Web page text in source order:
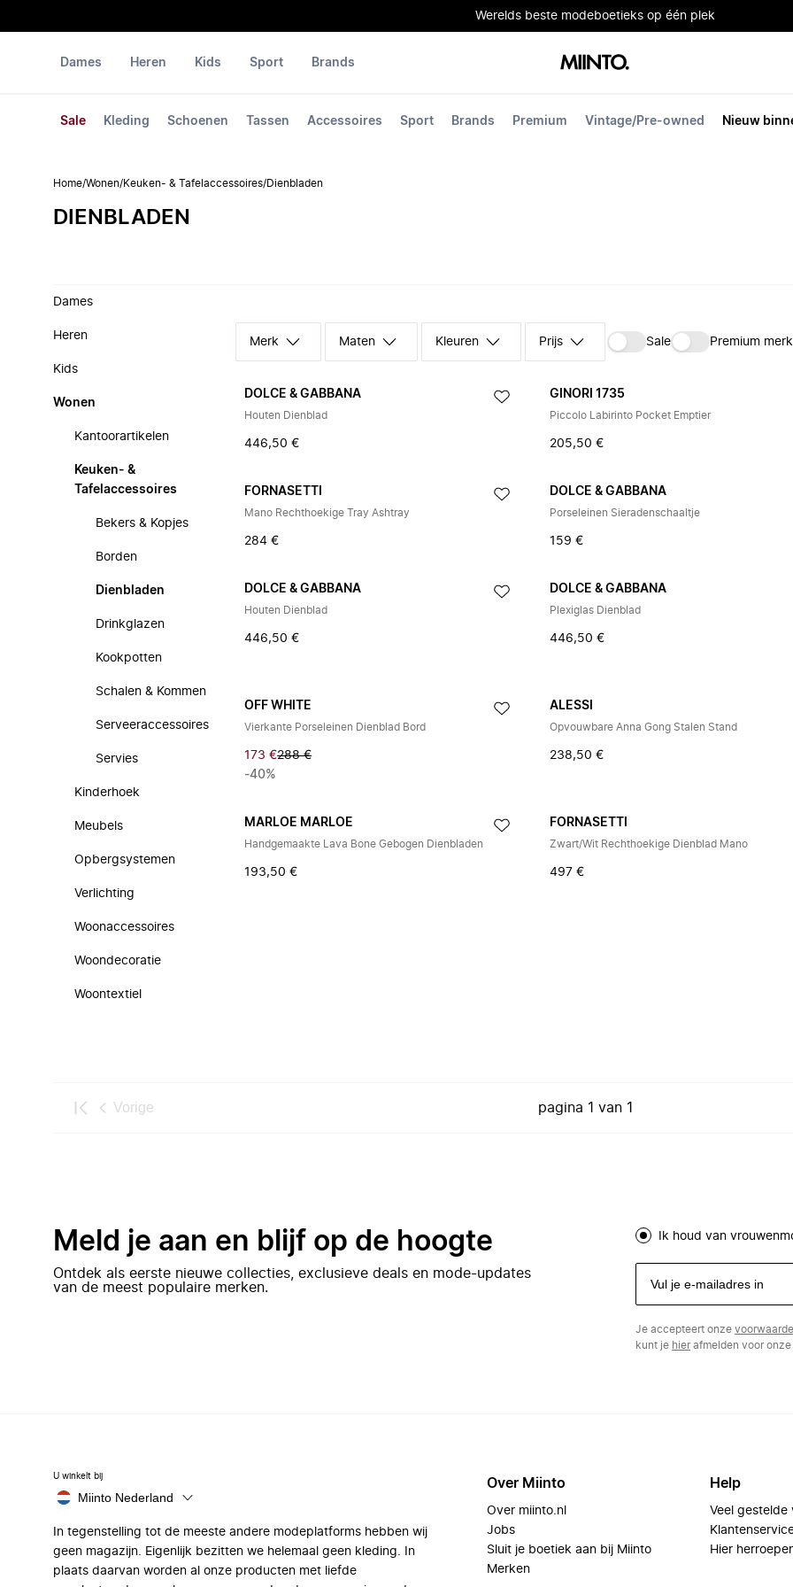
Werelds beste modeboetieks op één plek
Dames
Sale Kleding Schoenen Tassen Accessoires Sport Brands Premium Vintage/Pre-owned Nieuw
Heren Kids Sport Brands
Home/Wonen/Keuken- & Tafelaccessoires/Dienbladen
DIENBLADEN
Dames
Heren
Kids
Wonen
Kantoorartikelen
Keuken- &
Tafelaccessoires
Bekers & Kopjes
Borden
Dienbladen
Drinkglazen
Kookpotten
Schalen & Kommen
Serveeraccessoires
Servies
Kinderhoek
Meubels
Opbergsystemen
Verlichting
Woonaccessoires
Woondecoratie
Woontextiel
Merk Maten Kleuren Prijs Sale Premium
DOLCE & GABBANA
Houten Dienblad
446,50 €
GINORI 1735
Piccolo Labirinto Pocket Emptier
205,50 €
FORNASETTI
Mano Rechthoekige Tray Ashtray
284 €
DOLCE & GABBANA
Porseleinen Sieradenschaaltje
159 €
DOLCE & GABBANA
Houten Dienblad
446,50 €
DOLCE & GABBANA
Plexiglas Dienblad
446,50 €
OFF WHITE
Vierkante Porseleinen Dienblad Bord
173 €288 €
-40%
ALESSI
Opvouwbare Anna Gong Stalen Stand
238,50 €
MARLOE MARLOE
Handgemaakte Lava Bone Gebogen Dienbladen
193,50 €
FORNASETTI
Zwart/Wit Rechthoekige Dienblad Mano
497 €
Vorige pagina 1 van 1
Meld je aan en blijf op de hoogte
Ontdek als eerste nieuwe collecties, exclusieve deals en mode-updates
van de meest populaire merken.
Ik houd van
Je accepteert onze
kunt je hierafmelden voor onze
U winkelt bij
Miinto Nederland
In tegenstelling tot de meeste andere modeplatforms hebben wij
geen magazijn. Eigenlijk bezitten we helemaal geen kleding. In
plaats daarvan worden al onze producten met liefde
Over Miinto
Over miinto.nl
Jobs
Sluit je boetiek aan bij Miinto
Merken
Help
Veel gestelde
Hier